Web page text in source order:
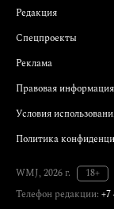
Редакция
Спецпроекты
Реклама
Правовая информация
Условия
Политика
WMJ, 2026 г.
18+
Телефон редакции: +7